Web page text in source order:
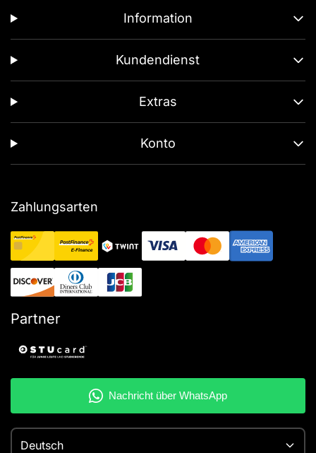
Information
Kundendienst
Extras
Konto
Zahlungsarten
Partner
Deutsch